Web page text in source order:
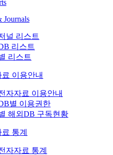
Journals
널 리스트
리스트
리스트
이용안내
자자료 이용안내
별 이용권한
해외DB 구독현황
통계
자자료 통계